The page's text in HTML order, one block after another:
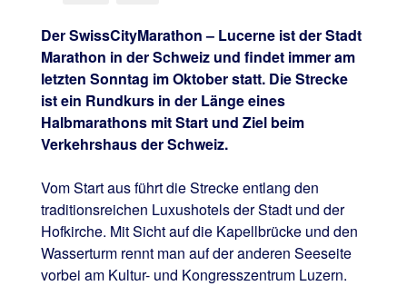
Der SwissCityMarathon – Lucerne ist der Stadt
Marathon in der Schweiz und findet immer am
letzten Sonntag im Oktober statt. Die Strecke
ist ein Rundkurs in der Länge eines
Halbmarathons mit Start und Ziel beim
Verkehrshaus der Schweiz.
Vom Start aus führt die Strecke entlang den
traditionsreichen Luxushotels der Stadt und der
Hofkirche. Mit Sicht auf die Kapellbrücke und den
Wasserturm rennt man auf der anderen Seeseite
vorbei am Kultur- und Kongresszentrum Luzern.